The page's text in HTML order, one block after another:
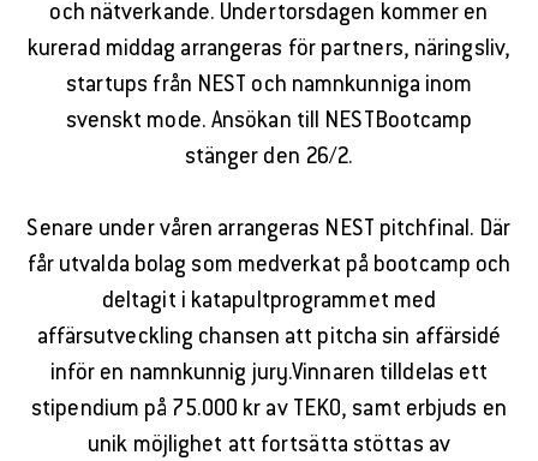
och nätverkande. Undertorsdagen kommer en
kurerad middag arrangeras för partners, näringsliv,
startups från NEST och namnkunniga inom
svenskt mode. Ansökan till NESTBootcamp
stänger den 26/2.
Senare under våren arrangeras NEST pitchfinal. Där
får utvalda bolag som medverkat på bootcamp och
deltagit i katapultprogrammet med
affärsutveckling chansen att pitcha sin affärsidé
inför en namnkunnig jury.Vinnaren tilldelas ett
stipendium på 75.000 kr av TEKO, samt erbjuds en
unik möjlighet att fortsätta stöttas av